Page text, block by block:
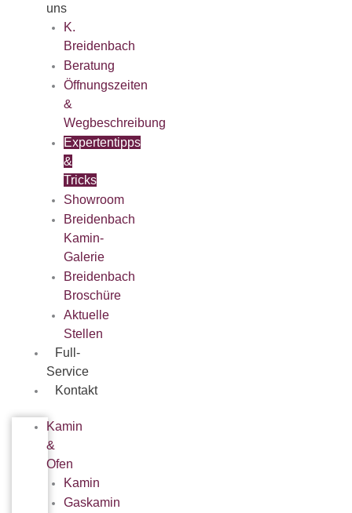
uns
K.
Breidenbach
Beratung
Öffnungszeiten
&
Wegbeschreibung
Expertentipps
&
Tricks
Showroom
Breidenbach
Kamin-
Galerie
Breidenbach
Broschüre
Aktuelle
Stellen
Full-
Service
Kontakt
Kamin
&
Ofen
Kamin
Gaskamin